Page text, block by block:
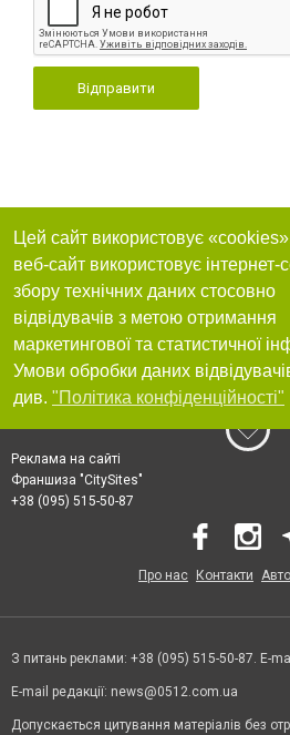
Відправити
Цей сайт використовує
веб-сайт використовує інтернет-
збору технічних даних стосовно
відвідувачів з метою отримання
маркетингової та статистичної
Умови обробки даних
див. "Політика конфіденційності"
Реклама на сайті
Франшиза "CitySites"
+38 (095) 515-50-87
Про нас Контакти
З питань реклами: +38 (095) 515-50-87. E-
E-mail редакції: news@0512.com.ua
Допускається цитування матеріалів без